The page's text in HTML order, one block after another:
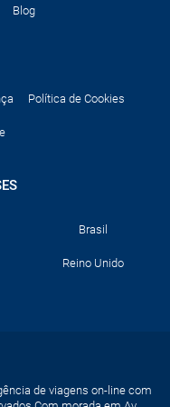
Blog
Política de Cookies
Brasil
Reino Unido
de viagens on-line com